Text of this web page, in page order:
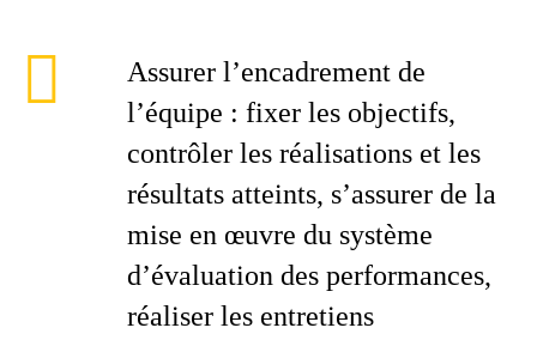
Assurer l’encadrement de
l’équipe : fixer les objectifs,
contrôler les réalisations et les
résultats atteints, s’assurer de la
mise en œuvre du système
d’évaluation des performances,
réaliser les entretiens